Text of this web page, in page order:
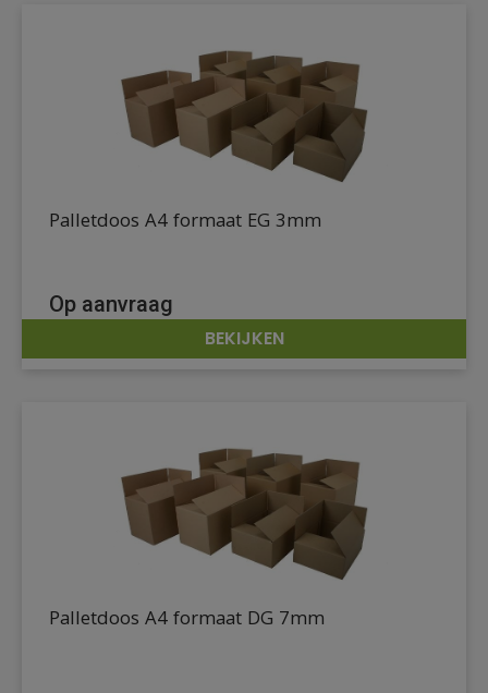
DETAILS
Palletdoos A4 formaat EG 3mm
Op aanvraag
BEKIJKEN
Palletdoos A4 formaat DG 7mm